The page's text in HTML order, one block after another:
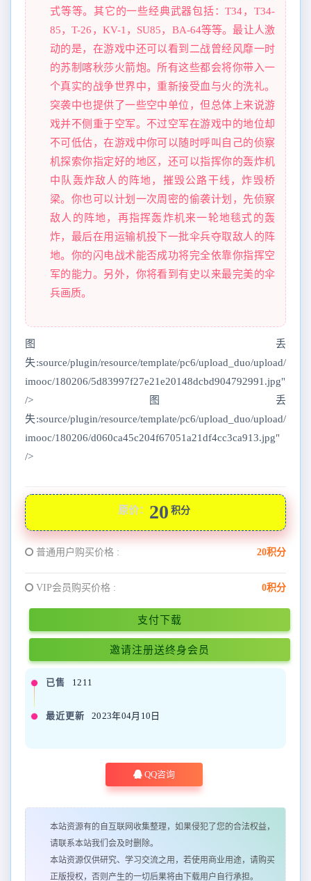
式等等。其它的一些经典武器包括：T34，T34-
85，T-26，KV-1，SU85，BA-64等等。最让人激
动的是，在游戏中还可以看到二战曾经风靡一时
的苏制喀秋莎火箭炮。所有这些都会将你带入一
个真实的战争世界中，重新接受血与火的洗礼。
突袭中也提供了一些空中单位，但总体上来说游
戏并不侧重于空军。不过空军在游戏中的地位却
不可低估，在游戏中你可以随时呼叫自己的侦察
机探索你指定好的地区，还可以指挥你的轰炸机
中队轰炸敌人的阵地，摧毁公路干线，炸毁桥
梁。你也可以计划一次周密的偷袭计划，先侦察
敌人的阵地，再指挥轰炸机来一轮地毯式的轰
炸，最后在用运输机投下一批伞兵夺取敌人的阵
地。你的闪电战术能否成功将完全依靠你指挥空
军的能力。另外，你将看到有史以来最完美的伞
兵画质。
图丢
失:source/plugin/resource/template/pc6/upload_duo/upload/
imooc/180206/5d83997f27e21e20148dcbd904792991.jpg"
/>图丢
失:source/plugin/resource/template/pc6/upload_duo/upload/
imooc/180206/d060ca45c204f67051a21df4cc3ca913.jpg"
/>
原价： 20 积分
普通用户购买价格 : 20积分
VIP会员购买价格 : 0积分
支付下载
邀请注册送终身会员
已售 1211
最近更新 2023年04月10日
QQ咨询
本站资源有的自互联网收集整理，如果侵犯了您的合法权益，
请联系本站我们会及时删除。
本站资源仅供研究、学习交流之用，若使用商业用途，请购买
正版授权，否则产生的一切后果将由下载用户自行承担。